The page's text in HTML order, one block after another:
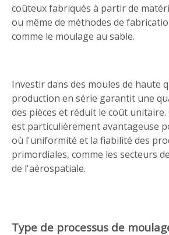
coûteux fabriqués à partir de
ou même de méthodes de
comme le moulage au sable.
Investir dans des moules de haute
production en série garantit une
des pièces et réduit le coût
est particulièrement avantageuse
où l'uniformité et la fiabilité des
primordiales, comme les secteurs
de l'aérospatiale.
Type de processus de